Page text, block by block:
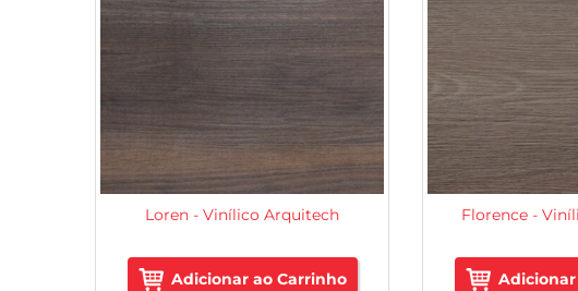
Loren - Vinílico Arquitech
Adicionar ao Carrinho
Florence -